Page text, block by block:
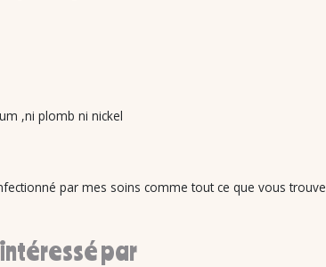
,ni plomb ni nickel
par mes soins comme tout ce que vous
par